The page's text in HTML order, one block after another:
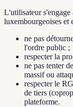
L'utilisateur
luxembourgeoises et
ne pas
l'ordre public ;
respecter la
ne pas tenter
massif ou
respecter le
de tiers
plateforme.